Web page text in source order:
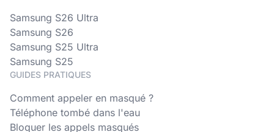
Samsung S26 Ultra
Samsung S26
Samsung S25 Ultra
Samsung S25
GUIDES PRATIQUES
Comment appeler en masqué ?
Téléphone tombé dans l'eau
Bloquer les appels masqués